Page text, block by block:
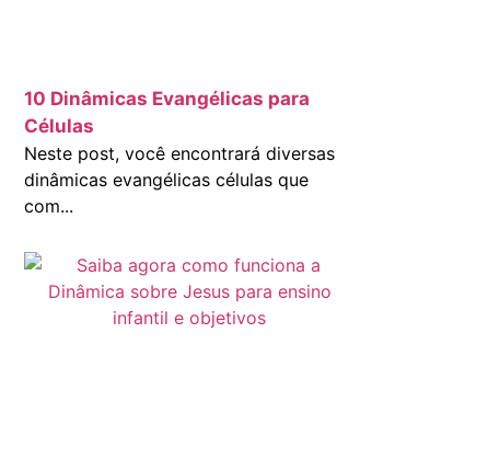
10 Dinâmicas Evangélicas para
Células
Neste post, você encontrará diversas
dinâmicas evangélicas células que
com...